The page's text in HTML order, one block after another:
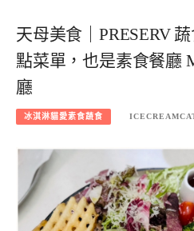
天母美食｜PRESERV
點菜單，也是素食餐廳
廳
冰淇淋貓愛素食蔬食